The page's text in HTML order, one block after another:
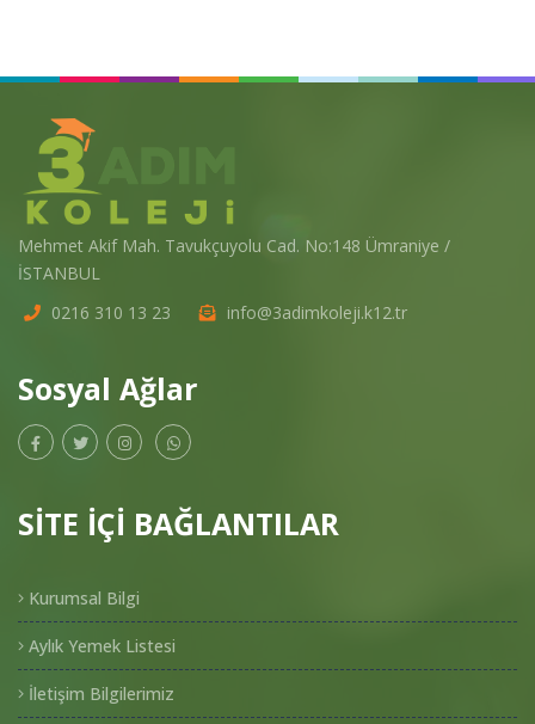
Mehmet Akif Mah. Tavukçuyolu Cad. No:148 Ümraniye /
İSTANBUL
0216 310 13 23
info@3adimkoleji.k12.tr
Sosyal Ağlar
SİTE İÇİ BAĞLANTILAR
Kurumsal Bilgi
Aylık Yemek Listesi
İletişim Bilgilerimiz